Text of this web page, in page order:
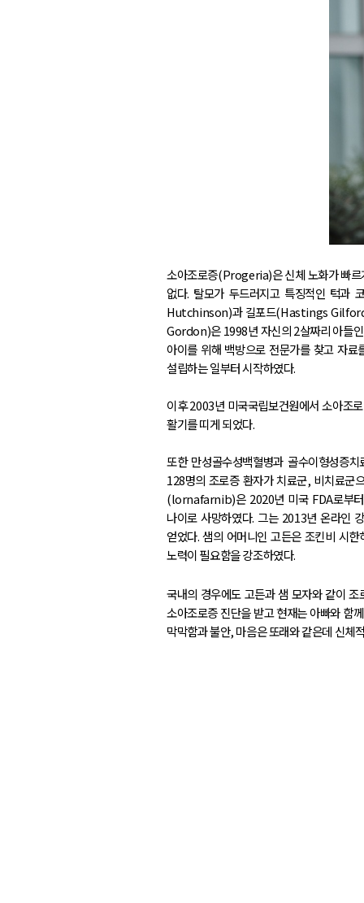
소아조로증(Progeria)은 신체 노화가 빠르
없다. 탈모가 두드러지고 특징적인 턱과
Hutchinson)과 길포드(Hastings Gilford)
Gordon)은 1998년 자신의 2살짜리 아들
아이를 위해 백방으로 전문가를 찾고 자
설립하는 일부터 시작하였다.
이후 2003년 미국국립보건원에서 소아조
활기를 띠게 되었다.
또한 만성골수성백혈병과 골수이형성증
128명의 조로증 환자가 치료군, 비치료군
(lornafarnib)은 2020년 미국 FDA로부터
나이로 사망하였다. 그는 2013년 온라
얻었다. 샘의 어머니인 고든은 조킨비 시
노력이 필요함을 강조하였다.
국내의 경우에도 고든과 샘 모자와 같이
소아조로증 진단을 받고 현재는 아빠와 함
막막함과 불안, 마음은 또래와 같은데 신체